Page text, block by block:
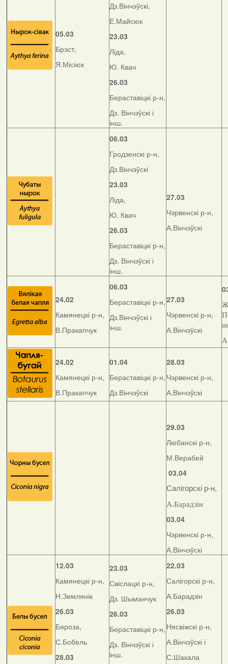
05.03
Брэст,
Я.Місіюк
Дз.Вінчэўскі,
Е.Майсюк
23.03
Ліда,
Ю. Квач
26.03
Бераставіцкі р-н,
Дз. Вінчэўскі і
інш.
06.03
Гродзенскі р-н,
Дз.Вінчэўскі
23.03
Ліда,
Ю. Квач
26.03
Бераставіцкі р-н,
Дз. Вінчэўскі і
інш.
27.03
Чэрвенскі р-н,
А.Вінчэўскі
24.02
Камянецкі р-н,
В.Пракапчук
06.03
Бераставіцкі р-н,
Дз.Вінчэўскі і
інш.
27.03
Чэрвенскі р-н,
А.Вінчэўскі
24.02
Камянецкі р-н,
В.Пракапчук
01.04
Бераставіцкі р-н,
Дз.Вінчэўскі
28.03
Чэрвенскі р-н,
А.Вінчэўскі
29.03
Любанскі р-н,
М.Верабей
03.04
Салігорскі р-н,
А.Барадзін
03.04
Чэрвенскі р-н,
А.Вінчэўскі
12.03
Камянецкі р-н,
Н.Землянік
26.03
Бяроза,
С.Бобель
28.03
23.03
Свіслацкі р-н,
Дз. Шыманчук
26.03
Бераставіцкі р-н,
Дз. Вінчэўскі і
інш.
22.03
Салігорскі р-н,
А.Барадзін
26.03
Нясвіжскі р-н,
А.Вінчэўскі і
С.Шакала